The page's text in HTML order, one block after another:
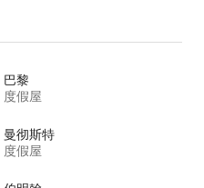
巴黎
度假屋
曼彻斯特
度假屋